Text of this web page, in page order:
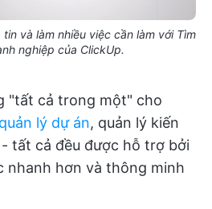
và làm nhiều việc cần làm với Tìm
nghiệp của ClickUp.
"tất cả trong một" cho
quản lý dự án, quản lý kiến
tất cả đều được hỗ trợ bởi
nhanh hơn và thông minh